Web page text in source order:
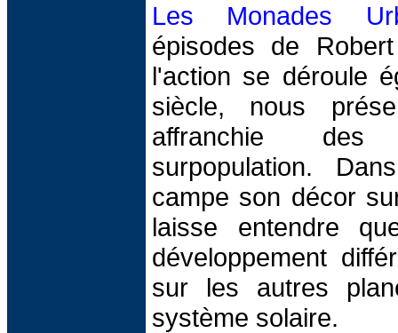
Les Monades
épisodes de
l'action se déroule
siècle, nous
affranchie
surpopulation.
campe son décor
laisse entendre
développement
sur les autres
système solaire.